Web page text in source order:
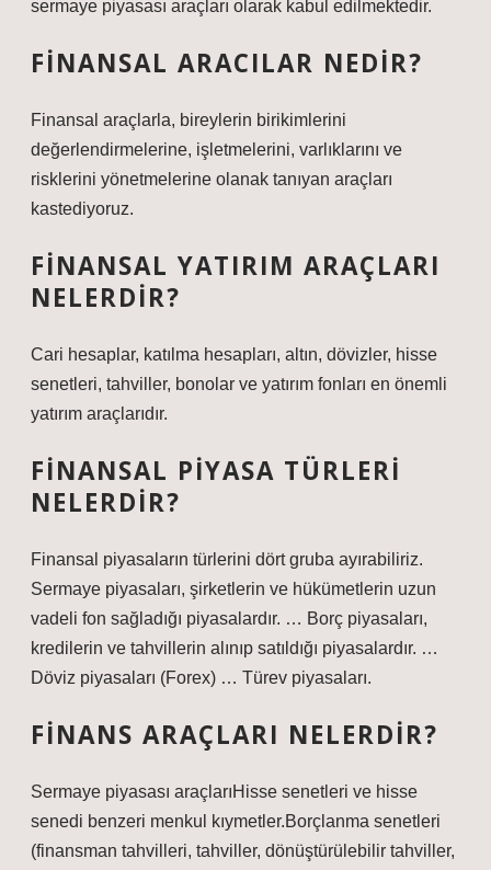
sermaye piyasası araçları olarak kabul edilmektedir.
FINANSAL ARACILAR NEDIR?
Finansal araçlarla, bireylerin birikimlerini
değerlendirmelerine, işletmelerini, varlıklarını ve
risklerini yönetmelerine olanak tanıyan araçları
kastediyoruz.
FINANSAL YATIRIM ARAÇLARI
NELERDIR?
Cari hesaplar, katılma hesapları, altın, dövizler, hisse
senetleri, tahviller, bonolar ve yatırım fonları en önemli
yatırım araçlarıdır.
FINANSAL PIYASA TÜRLERI
NELERDIR?
Finansal piyasaların türlerini dört gruba ayırabiliriz.
Sermaye piyasaları, şirketlerin ve hükümetlerin uzun
vadeli fon sağladığı piyasalardır. … Borç piyasaları,
kredilerin ve tahvillerin alınıp satıldığı piyasalardır. …
Döviz piyasaları (Forex) … Türev piyasaları.
FINANS ARAÇLARI NELERDIR?
Sermaye piyasası araçlarıHisse senetleri ve hisse
senedi benzeri menkul kıymetler.Borçlanma senetleri
(finansman tahvilleri, tahviller, dönüştürülebilir tahviller,